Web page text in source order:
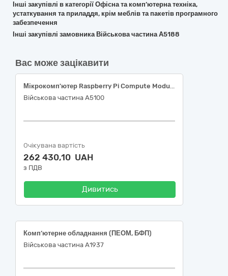
Інші закупівлі в категорії Офісна та комп’ютерна техніка,
устаткування та приладдя, крім меблів та пакетів програмного
забезпечення
Інші закупівлі замовника Військова частина А5188
Вас може зацікавити
Мікрокомп'ютер Raspberry Pi Compute Module 4 (CM4) 4GB RAM, 8GB eMMC / CM4004008, Мікрокомп'ютер Raspberry Pi Compute Module 4 Dual Gigabit Ethernet 5G/4G Mini-Computer (21108) (плата розширення)
Військова частина А5100
Очікувана вартість
262 430,10 UAH
з ПДВ
Дивитись
Комп’ютерне обладнання (ПЕОМ, БФП)
Військова частина А1937